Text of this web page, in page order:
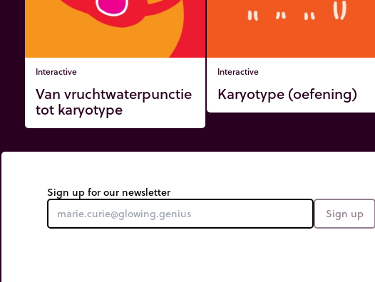
Interactive
Van vruchtwaterpunctie
tot karyotype
Interactive
Karyotype (oefening)
Sign up for our newsletter
Sign up